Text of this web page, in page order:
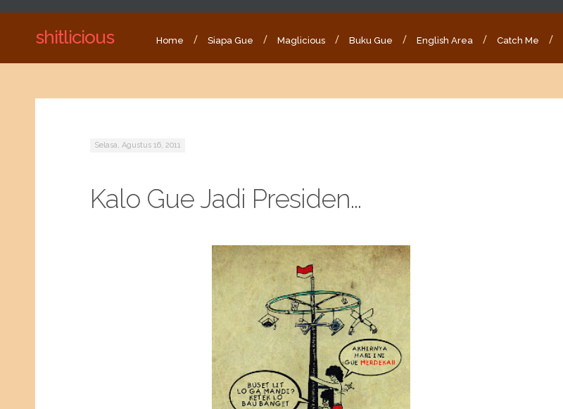
shitlicious Home Siapa Gue Maglicious Buku Gue English Area Catch Me
Selasa, Agustus 16, 2011
Kalo Gue Jadi Presiden...